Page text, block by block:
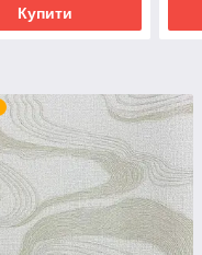
Купити